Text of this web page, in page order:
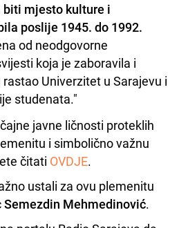
mjesto kulture i
poslije 1945. do 1992.
od neodgovorne
koja je zaboravila i
Univerzitet u Sarajevu i
studenata."
javne ličnosti proteklih
i simbolično važnu
čitati OVDJE.
ustali za ovu plemenitu
Semezdin Mehmedinović.